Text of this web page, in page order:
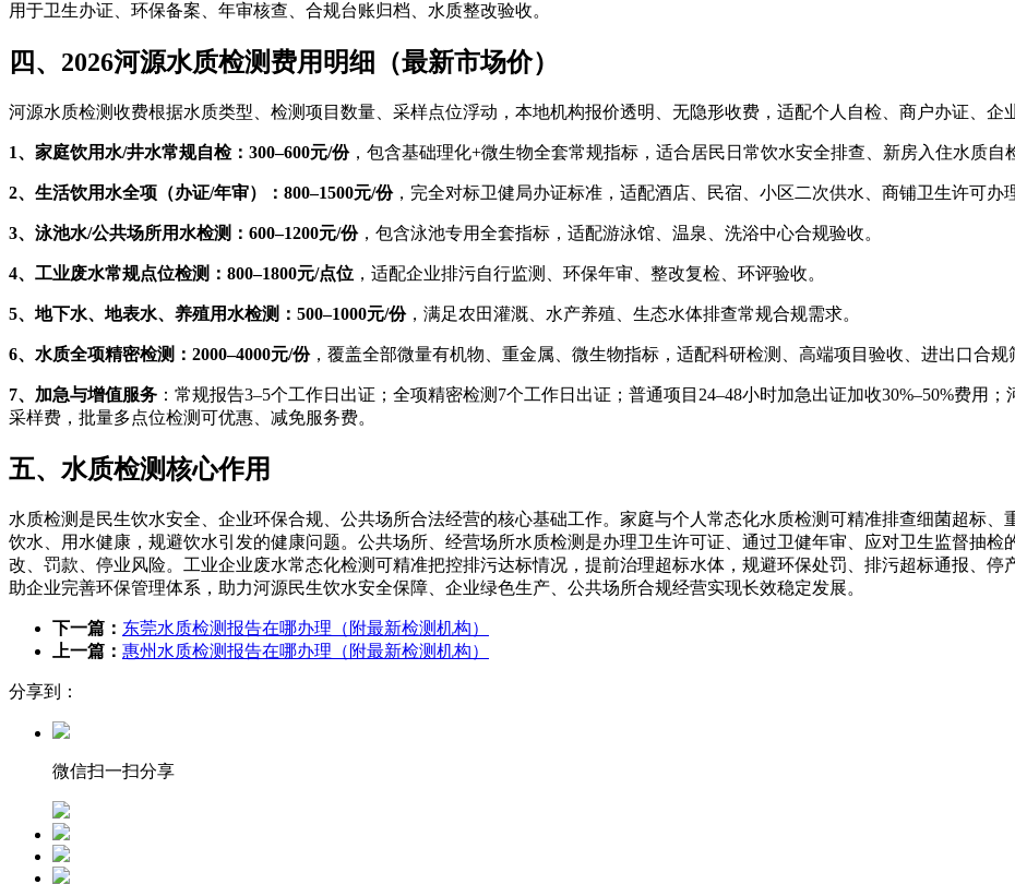
用于卫生办证、环保备案、年审核查、合规台账归档、水质整改验收。
四、2026河源水质检测费用明细（最新市场价）
河源水质检测收费根据水质类型、检测项目数量、采样点位浮动，本地机构报价透明、无隐形收费，适配个人自检、商户办证、企
1、家庭饮用水/井水常规自检：300–600元/份，包含基础理化+微生物全套常规指标，适合居民日常饮水安全排查、新房入住水质自
2、生活饮用水全项（办证/年审）：800–1500元/份，完全对标卫健局办证标准，适配酒店、民宿、小区二次供水、商铺卫生许可办
3、泳池水/公共场所用水检测：600–1200元/份，包含泳池专用全套指标，适配游泳馆、温泉、洗浴中心合规验收。
4、工业废水常规点位检测：800–1800元/点位 ，适配企业排污自行监测、环保年审、整改复检、环评验收。
5、地下水、地表水、养殖用水检测：500–1000元/份，满足农田灌溉、水产养殖、生态水体排查常规合规需求。
6、水质全项精密检测：2000–4000元/份，覆盖全部微量有机物、重金属、微生物指标，适配科研检测、高端项目验收、进出口合规
7、加急与增值服务 ：常规报告3–5个工作日出证；全项精密检测7个工作日出证；普通项目24–48小时加急出证加收30%–50%费用
采样费，批量多点位检测可优惠、减免服务费。
五、水质检测核心作用
水质检测是民生饮水安全、企业环保合规、公共场所合法经营的核心基础工作。家庭与个人常态化水质检测可精准排查细菌超标
饮水、用水健康，规避饮水引发的健康问题。公共场所、经营场所水质检测是办理卫生许可证、通过卫健年审、应对卫生监督抽
改、罚款、停业风险。工业企业废水常态化检测可精准把控排污达标情况，提前治理超标水体，规避环保处罚、排污超标通报、
助企业完善环保管理体系，助力河源民生饮水安全保障、企业绿色生产、公共场所合规经营实现长效稳定发展。
下一篇： 东莞水质检测报告在哪办理（附最新检测机构）
上一篇： 惠州水质检测报告在哪办理（附最新检测机构）
分享到：
微信扫一扫分享